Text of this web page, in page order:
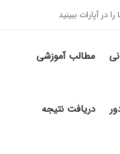
را در آپارات ببینید
مطالب آموزشی
دریافت نتیجه